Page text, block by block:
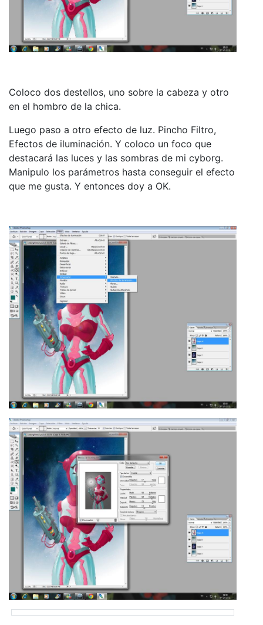
Coloco dos destellos, uno sobre la cabeza y otro
en el hombro de la chica.
Luego paso a otro efecto de luz. Pincho Filtro,
Efectos de iluminación. Y coloco un foco que
destacará las luces y las sombras de mi cyborg.
Manipulo los parámetros hasta conseguir el efecto
que me gusta. Y entonces doy a OK.